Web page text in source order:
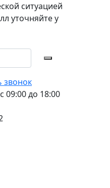
ситуацией
уточняйте у
звонок
09:00 до 18:00